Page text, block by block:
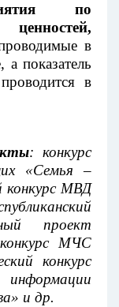
по
в
показатель
в
: конкурс
«Семья –
конкурс МВД
проект
МЧС
конкурс
и др.